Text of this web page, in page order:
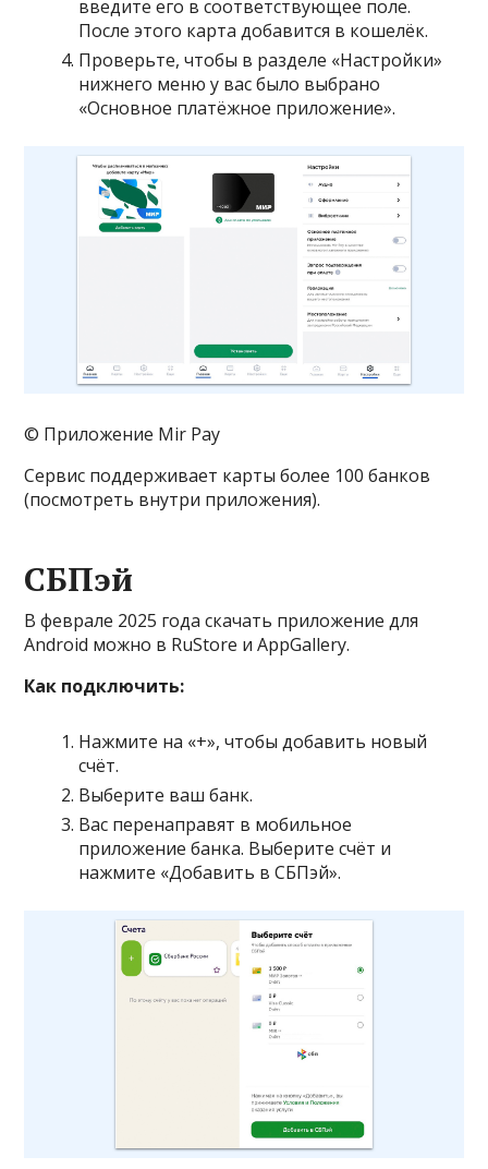
введите его в соответствующее поле.
После этого карта добавится в кошелёк.
Проверьте, чтобы в разделе «Настройки»
нижнего меню у вас было выбрано
«Основное платёжное приложение».
© Приложение Mir Pay
Сервис поддерживает карты более 100 банков
(посмотреть внутри приложения).
СБПэй
В феврале 2025 года скачать приложение для
Android можно в RuStore и AppGallery.
Как подключить:
Нажмите на «+», чтобы добавить новый
счёт.
Выберите ваш банк.
Вас перенаправят в мобильное
приложение банка. Выберите счёт и
нажмите «Добавить в СБПэй».